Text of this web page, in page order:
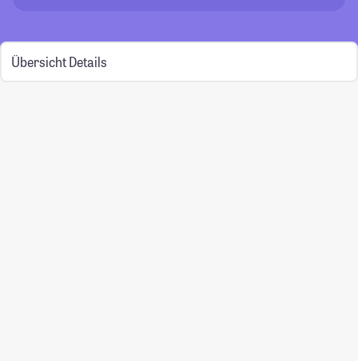
Übersicht Details